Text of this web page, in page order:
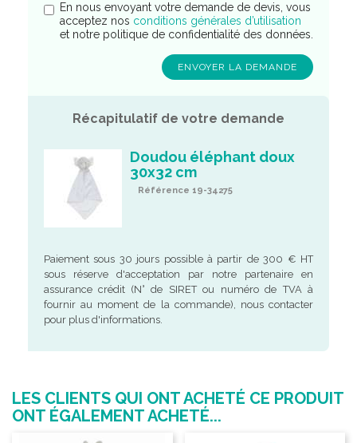
En nous envoyant votre demande de devis, vous
acceptez nos conditions générales d’utilisation
et notre politique de confidentialité des données.
Récapitulatif de votre demande
Doudou éléphant doux
30x32 cm
Référence 19-34275
Paiement sous 30 jours possible à partir de 300 € HT
sous réserve d'acceptation par notre partenaire en
assurance crédit (N° de SIRET ou numéro de TVA à
fournir au moment de la commande), nous contacter
pour plus d'informations.
LES CLIENTS QUI ONT ACHETÉ CE PRODUIT
ONT ÉGALEMENT ACHETÉ...